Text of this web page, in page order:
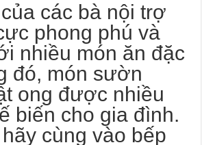
các bà nội trợ
phong phú và
nhiều món ăn đặc
đó, món sườn
ong được nhiều
biến cho gia đình.
cùng vào bếp